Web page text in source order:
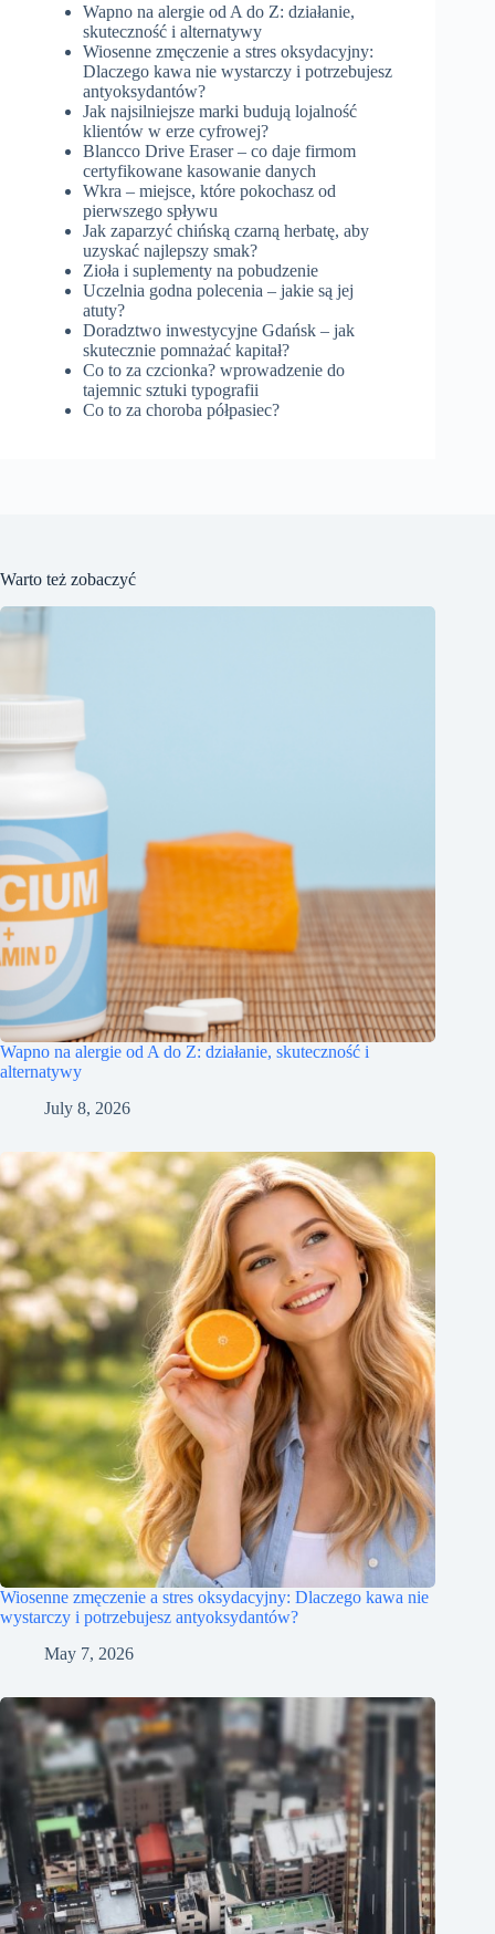
Wapno na alergie od A do Z: działanie,
skuteczność i alternatywy
Wiosenne zmęczenie a stres oksydacyjny:
Dlaczego kawa nie wystarczy i potrzebujesz
antyoksydantów?
Jak najsilniejsze marki budują lojalność
klientów w erze cyfrowej?
Blancco Drive Eraser – co daje firmom
certyfikowane kasowanie danych
Wkra – miejsce, które pokochasz od
pierwszego spływu
Jak zaparzyć chińską czarną herbatę, aby
uzyskać najlepszy smak?
Zioła i suplementy na pobudzenie
Uczelnia godna polecenia – jakie są jej
atuty?
Doradztwo inwestycyjne Gdańsk – jak
skutecznie pomnażać kapitał?
Co to za czcionka? wprowadzenie do
tajemnic sztuki typografii
Co to za choroba półpasiec?
Warto też zobaczyć
Wapno na alergie od A do Z: działanie, skuteczność i
alternatywy
July 8, 2026
Wiosenne zmęczenie a stres oksydacyjny: Dlaczego kawa nie
wystarczy i potrzebujesz antyoksydantów?
May 7, 2026